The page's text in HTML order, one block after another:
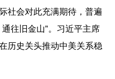
社会对此充满期待，普遍
往旧金山”。习近平主席
历史关头推动中美关系稳